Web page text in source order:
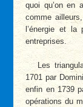
quoi qu’on en
comme
l’énergie et la
entreprises.
Les
1701 par
enfin en 1739
opérations du